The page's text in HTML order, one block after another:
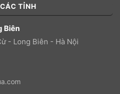
TỈNH
Biên
- Long Biên - Hà Nội